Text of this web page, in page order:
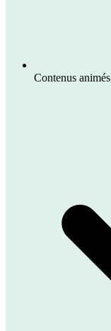
Contenus animés